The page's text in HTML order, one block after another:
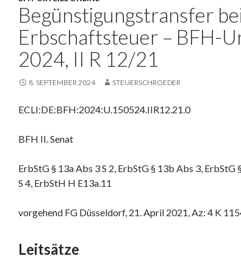
Begünstigungstransfer
Erbschaftsteuer – BFH-
2024, II R 12/21
8. SEPTEMBER 2024 STEUERSCHROEDER
ECLI:DE:BFH:2024:U.150524.IIR12.21.0
BFH II. Senat
ErbStG § 13a Abs 3 S 2, ErbStG § 13b Abs 3,
S 4, ErbStH H E13a.11
vorgehend FG Düsseldorf, 21. April 2021, Az: 4 K
Leitsätze